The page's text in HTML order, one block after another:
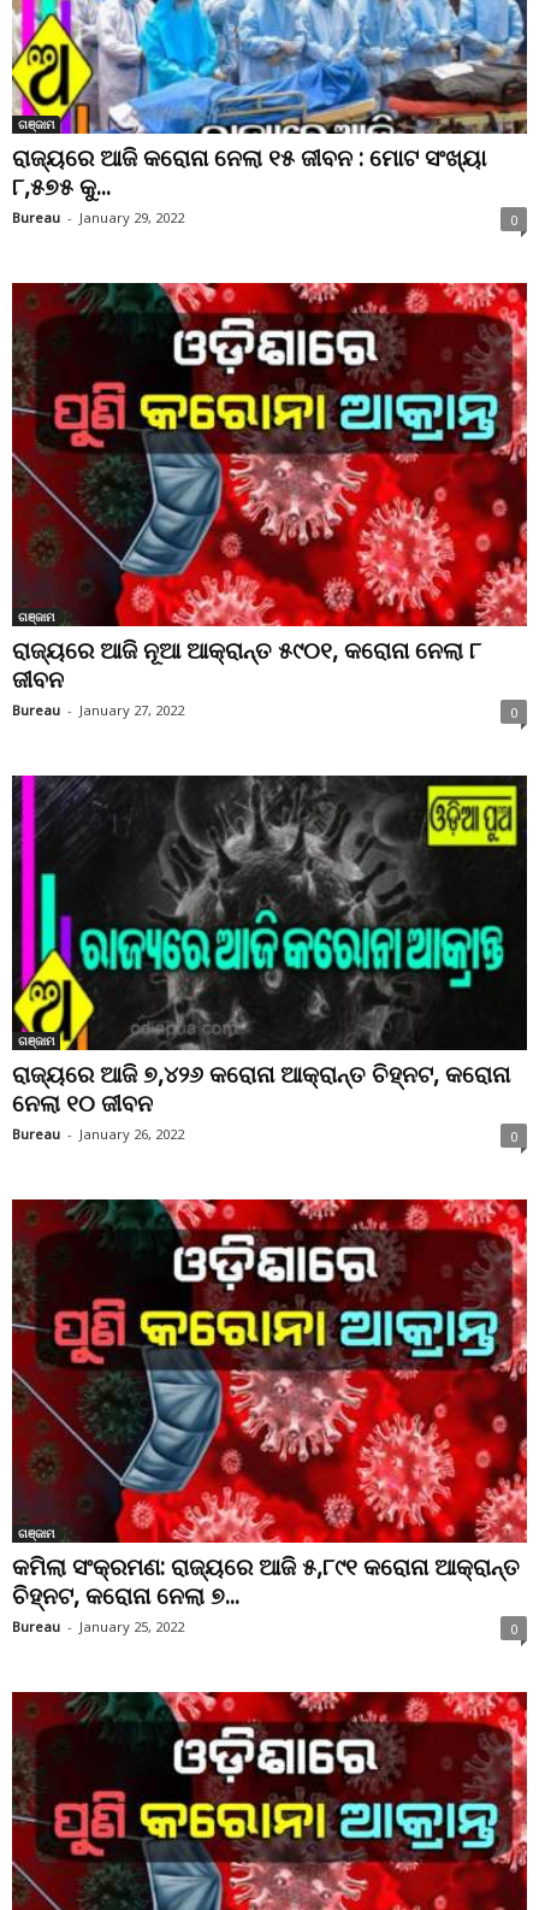
ଗଞ୍ଜାମ
ରାଜ୍ୟରେ ଆଜି କରୋନା ନେଲା ୧୫ ଜୀବନ : ମୋଟ ସଂଖ୍ୟା
୮,୫୭୫ କୁ...
Bureau - January 29, 2022 0
ଗଞ୍ଜାମ
ରାଜ୍ୟରେ ଆଜି ନୂଆ ଆକ୍ରାନ୍ତ ୫୯୦୧, କରୋନା ନେଲା ୮
ଜୀବନ
Bureau - January 27, 2022 0
ଗଞ୍ଜାମ
ରାଜ୍ୟରେ ଆଜି ୭,୪୨୬ କରୋନା ଆକ୍ରାନ୍ତ ଚିହ୍ନଟ, କରୋନା
ନେଲା ୧୦ ଜୀବନ
Bureau - January 26, 2022 0
ଗଞ୍ଜାମ
କମିଲା ସଂକ୍ରମଣ: ରାଜ୍ୟରେ ଆଜି ୫,୮୯୧ କରୋନା ଆକ୍ରାନ୍ତ
ଚିହ୍ନଟ, କରୋନା ନେଲା ୭...
Bureau - January 25, 2022 0